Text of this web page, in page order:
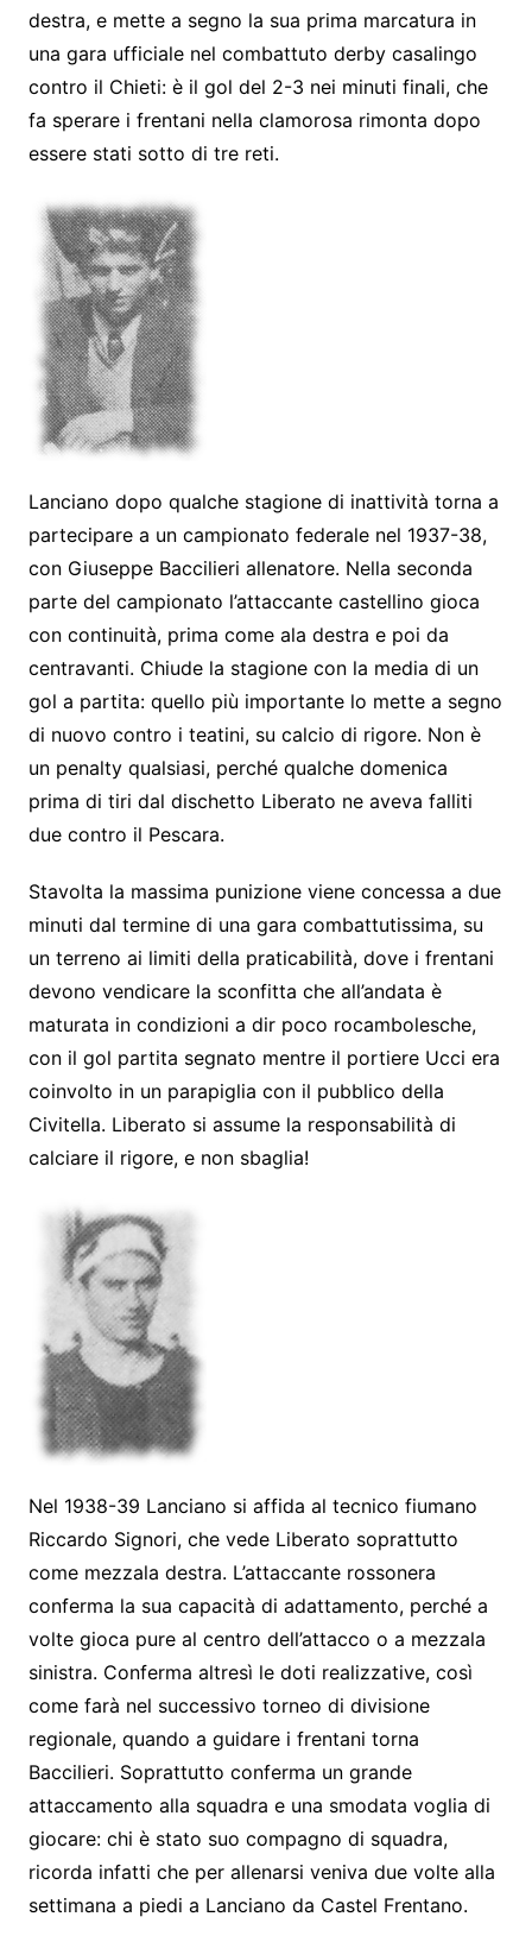
destra, e mette a segno la sua prima marcatura in
una gara ufficiale nel combattuto derby casalingo
contro il Chieti: è il gol del 2-3 nei minuti finali, che
fa sperare i frentani nella clamorosa rimonta dopo
essere stati sotto di tre reti.
Lanciano dopo qualche stagione di inattività torna a
partecipare a un campionato federale nel 1937-38,
con Giuseppe Baccilieri allenatore. Nella seconda
parte del campionato l’attaccante castellino gioca
con continuità, prima come ala destra e poi da
centravanti. Chiude la stagione con la media di un
gol a partita: quello più importante lo mette a segno
di nuovo contro i teatini, su calcio di rigore. Non è
un penalty qualsiasi, perché qualche domenica
prima di tiri dal dischetto Liberato ne aveva falliti
due contro il Pescara.
Stavolta la massima punizione viene concessa a due
minuti dal termine di una gara combattutissima, su
un terreno ai limiti della praticabilità, dove i frentani
devono vendicare la sconfitta che all’andata è
maturata in condizioni a dir poco rocambolesche,
con il gol partita segnato mentre il portiere Ucci era
coinvolto in un parapiglia con il pubblico della
Civitella. Liberato si assume la responsabilità di
calciare il rigore, e non sbaglia!
Nel 1938-39 Lanciano si affida al tecnico fiumano
Riccardo Signori, che vede Liberato soprattutto
come mezzala destra. L’attaccante rossonera
conferma la sua capacità di adattamento, perché a
volte gioca pure al centro dell’attacco o a mezzala
sinistra. Conferma altresì le doti realizzative, così
come farà nel successivo torneo di divisione
regionale, quando a guidare i frentani torna
Baccilieri. Soprattutto conferma un grande
attaccamento alla squadra e una smodata voglia di
giocare: chi è stato suo compagno di squadra,
ricorda infatti che per allenarsi veniva due volte alla
settimana a piedi a Lanciano da Castel Frentano.